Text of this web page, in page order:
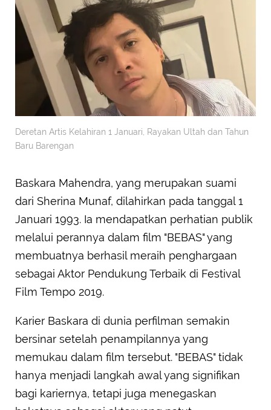
Deretan Artis Kelahiran 1 Januari, Rayakan Ultah dan Tahun
Baru Barengan
Baskara Mahendra, yang merupakan suami
dari Sherina Munaf, dilahirkan pada tanggal 1
Januari 1993. Ia mendapatkan perhatian publik
melalui perannya dalam film "BEBAS" yang
membuatnya berhasil meraih penghargaan
sebagai Aktor Pendukung Terbaik di Festival
Film Tempo 2019.
Karier Baskara di dunia perfilman semakin
bersinar setelah penampilannya yang
memukau dalam film tersebut. "BEBAS" tidak
hanya menjadi langkah awal yang signifikan
bagi kariernya, tetapi juga menegaskan